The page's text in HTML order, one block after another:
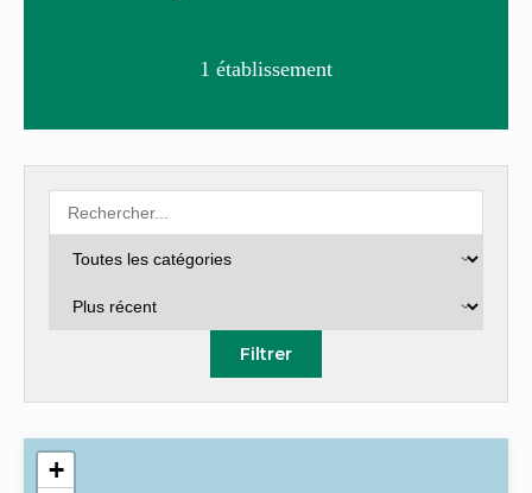
1 établissement
Filtrer
+